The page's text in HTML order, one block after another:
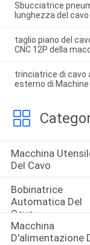
Sbucciatrice
lunghezza del
taglio piano del
CNC 12P della
trinciatrice di cavo
esterno di
Macchina
Del Cavo
Bobinatrice
Automatica Del
Cavo
Macchina
D'alimentazione